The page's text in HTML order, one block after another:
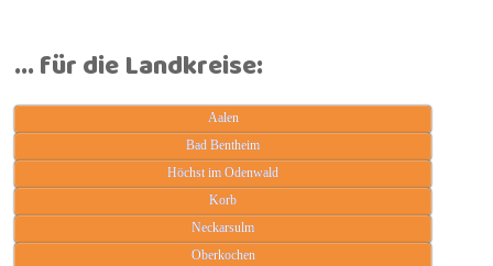
... für die Landkreise:
Aalen
Bad Bentheim
Höchst im Odenwald
Korb
Neckarsulm
Oberkochen